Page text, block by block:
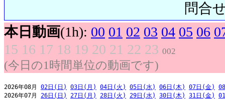
問合
本日動画(1h): 00 01 02 03 04 05 06
15 16 17 18 19 20 21 22 23 002
(今日の1時間単位の動画です)
2026年08月 02日(日) 03日(月) 04日(火) 05日(水) 06日(木) 07日(金)
2026年07月 26日(日) 27日(月) 28日(火) 29日(水) 30日(木) 31日(金)